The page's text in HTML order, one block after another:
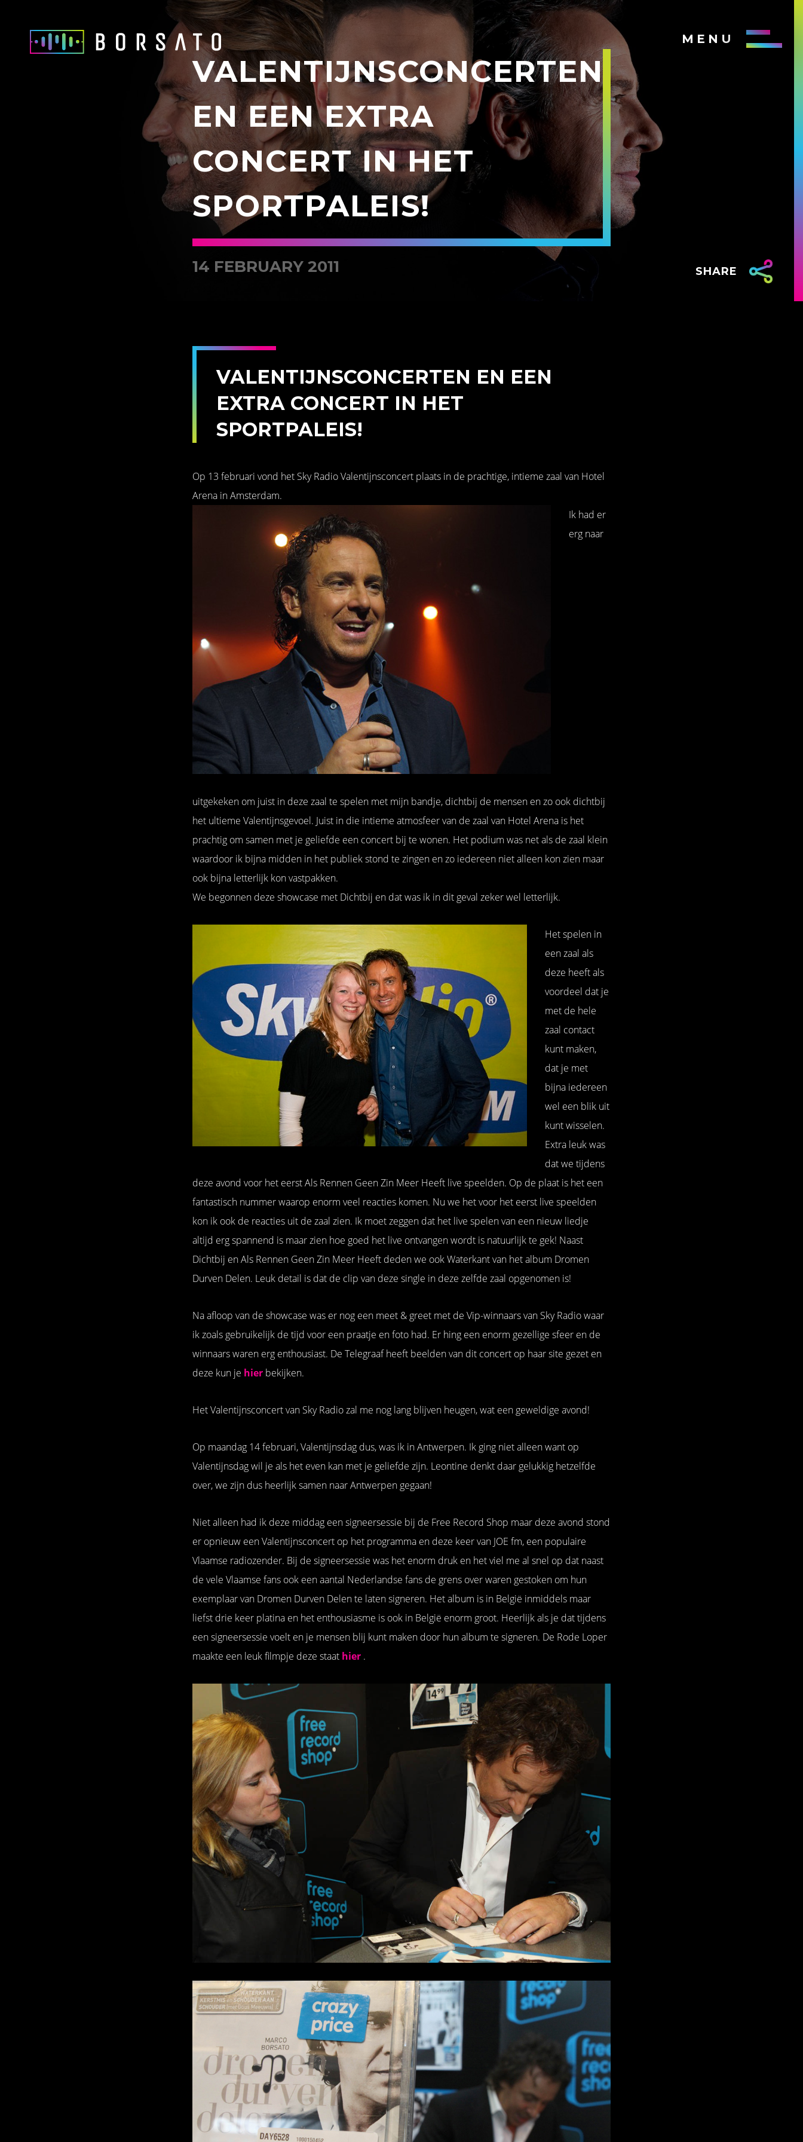
MENU
VALENTIJNSCONCERTEN
EN EEN EXTRA
CONCERT IN HET
SPORTPALEIS!
14 FEBRUARY 2011 SHARE
VALENTIJNSCONCERTEN EN EEN
EXTRA CONCERT IN HET
SPORTPALEIS!
Op 13 februari vond het Sky Radio Valentijnsconcert plaats in de prachtige, intieme zaal van Hotel
Arena in Amsterdam.
Ik had er
erg naar
uitgekeken om juist in deze zaal te spelen met mijn bandje, dichtbij de mensen en zo ook dichtbij
het ultieme Valentijnsgevoel. Juist in die intieme atmosfeer van de zaal van Hotel Arena is het
prachtig om samen met je geliefde een concert bij te wonen. Het podium was net als de zaal klein
waardoor ik bijna midden in het publiek stond te zingen en zo iedereen niet alleen kon zien maar
ook bijna letterlijk kon vastpakken.
We begonnen deze showcase met Dichtbij en dat was ik in dit geval zeker wel letterlijk.
Het spelen in
een zaal als
deze heeft als
voordeel dat je
met de hele
zaal contact
kunt maken,
dat je met
bijna iedereen
wel een blik uit
kunt wisselen.
Extra leuk was
dat we tijdens
deze avond voor het eerst Als Rennen Geen Zin Meer Heeft live speelden. Op de plaat is het een
fantastisch nummer waarop enorm veel reacties komen. Nu we het voor het eerst live speelden
kon ik ook de reacties uit de zaal zien. Ik moet zeggen dat het live spelen van een nieuw liedje
altijd erg spannend is maar zien hoe goed het live ontvangen wordt is natuurlijk te gek! Naast
Dichtbij en Als Rennen Geen Zin Meer Heeft deden we ook Waterkant van het album Dromen
Durven Delen. Leuk detail is dat de clip van deze single in deze zelfde zaal opgenomen is!
Na afloop van de showcase was er nog een meet & greet met de Vip-winnaars van Sky Radio waar
ik zoals gebruikelijk de tijd voor een praatje en foto had. Er hing een enorm gezellige sfeer en de
winnaars waren erg enthousiast. De Telegraaf heeft beelden van dit concert op haar site gezet en
deze kun je hier bekijken.
Het Valentijnsconcert van Sky Radio zal me nog lang blijven heugen, wat een geweldige avond!
Op maandag 14 februari, Valentijnsdag dus, was ik in Antwerpen. Ik ging niet alleen want op
Valentijnsdag wil je als het even kan met je geliefde zijn. Leontine denkt daar gelukkig hetzelfde
over, we zijn dus heerlijk samen naar Antwerpen gegaan!
Niet alleen had ik deze middag een signeersessie bij de Free Record Shop maar deze avond stond
er opnieuw een Valentijnsconcert op het programma en deze keer van JOE fm, een populaire
Vlaamse radiozender. Bij de signeersessie was het enorm druk en het viel me al snel op dat naast
de vele Vlaamse fans ook een aantal Nederlandse fans de grens over waren gestoken om hun
exemplaar van Dromen Durven Delen te laten signeren. Het album is in België inmiddels maar
liefst drie keer platina en het enthousiasme is ook in België enorm groot. Heerlijk als je dat tijdens
een signeersessie voelt en je mensen blij kunt maken door hun album te signeren. De Rode Loper
maakte een leuk filmpje deze staat hier .